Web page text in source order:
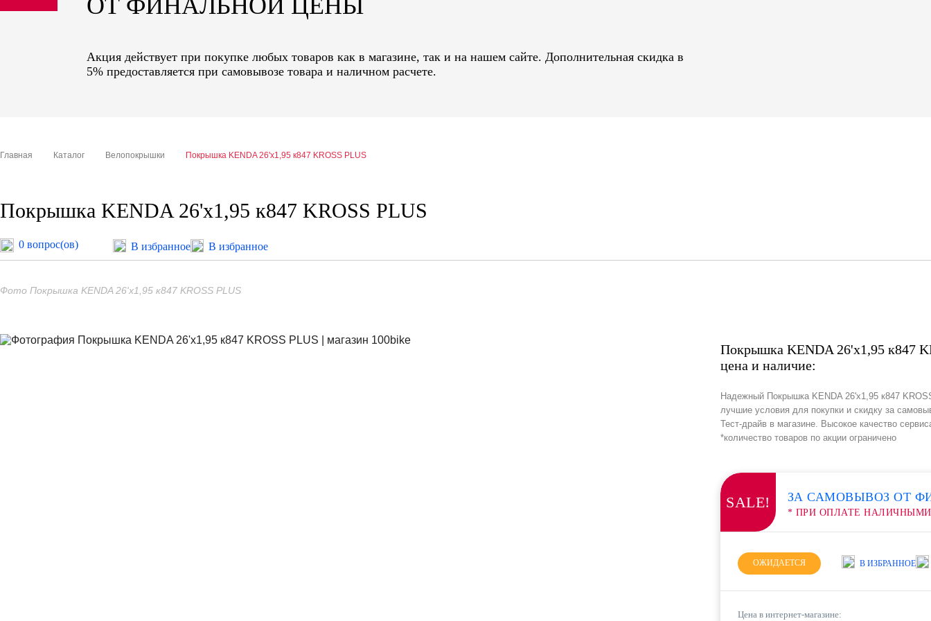
sale
ОТ ФИНАЛЬНОЙ ЦЕНЫ
Акция действует при покупке любых товаров как в магазине, так и на нашем сайте. Дополнительная скидка в
5% предоставляется при самовывозе товара и наличном расчете.
Главная Каталог Велопокрышки Покрышка KENDA 26'х1,95 к847 KROSS PLUS
Покрышка KENDA 26'х1,95 к847 KROSS PLUS
0 вопрос(ов) В избранное В избранное
Фото Покрышка KENDA 26'х1,95 к847 KROSS PLUS
Покрышка KENDA 26'х1,95 к847
цена и наличие:
Надежный Покрышка KENDA 26'х1,95 к847
лучшие условия для покупки и скидку за
Тест-драйв в магазине. Высокое качество
*количество товаров по акции ограничено
SALE! ЗА САМОВЫВОЗ ОТ
* ПРИ ОПЛАТЕ НАЛИЧНЫМИ
ОЖИДАЕТСЯ В ИЗБРАННОЕ
Цена в интернет-магазине: